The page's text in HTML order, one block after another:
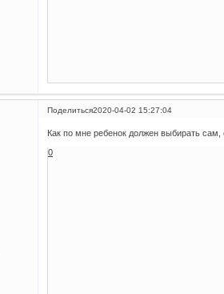
Поделиться2020-04-02 15:27:04
Как по мне ребенок должен выбирать
0